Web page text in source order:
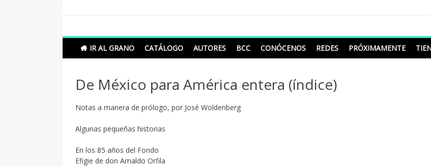
Grano de Sal
Libros para mantener viva la duda razonable
IR AL GRANO
CATÁLOGO AUTORES BCC CONÓCENOS REDES PRÓXIMAMENTE
De México para América entera (índice)
Notas a manera de prólogo, por José Woldenberg
Algunas pequeñas historias
En los 85 años del Fondo
Efigie de don Arnaldo Orfila